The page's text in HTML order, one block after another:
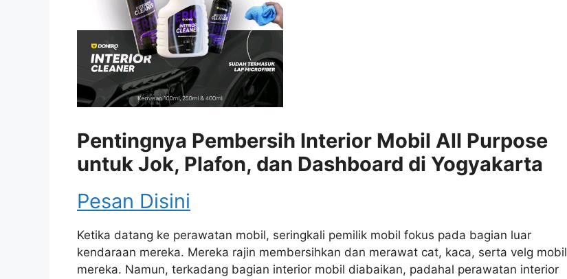
Pentingnya Pembersih Interior Mobil All Purpose
untuk Jok, Plafon, dan Dashboard di Yogyakarta
Pesan Disini
Ketika datang ke perawatan mobil, seringkali pemilik mobil fokus pada bagian luar
kendaraan mereka. Mereka rajin membersihkan dan merawat cat, kaca, serta velg mobil
mereka. Namun, terkadang bagian interior mobil diabaikan, padahal perawatan interior